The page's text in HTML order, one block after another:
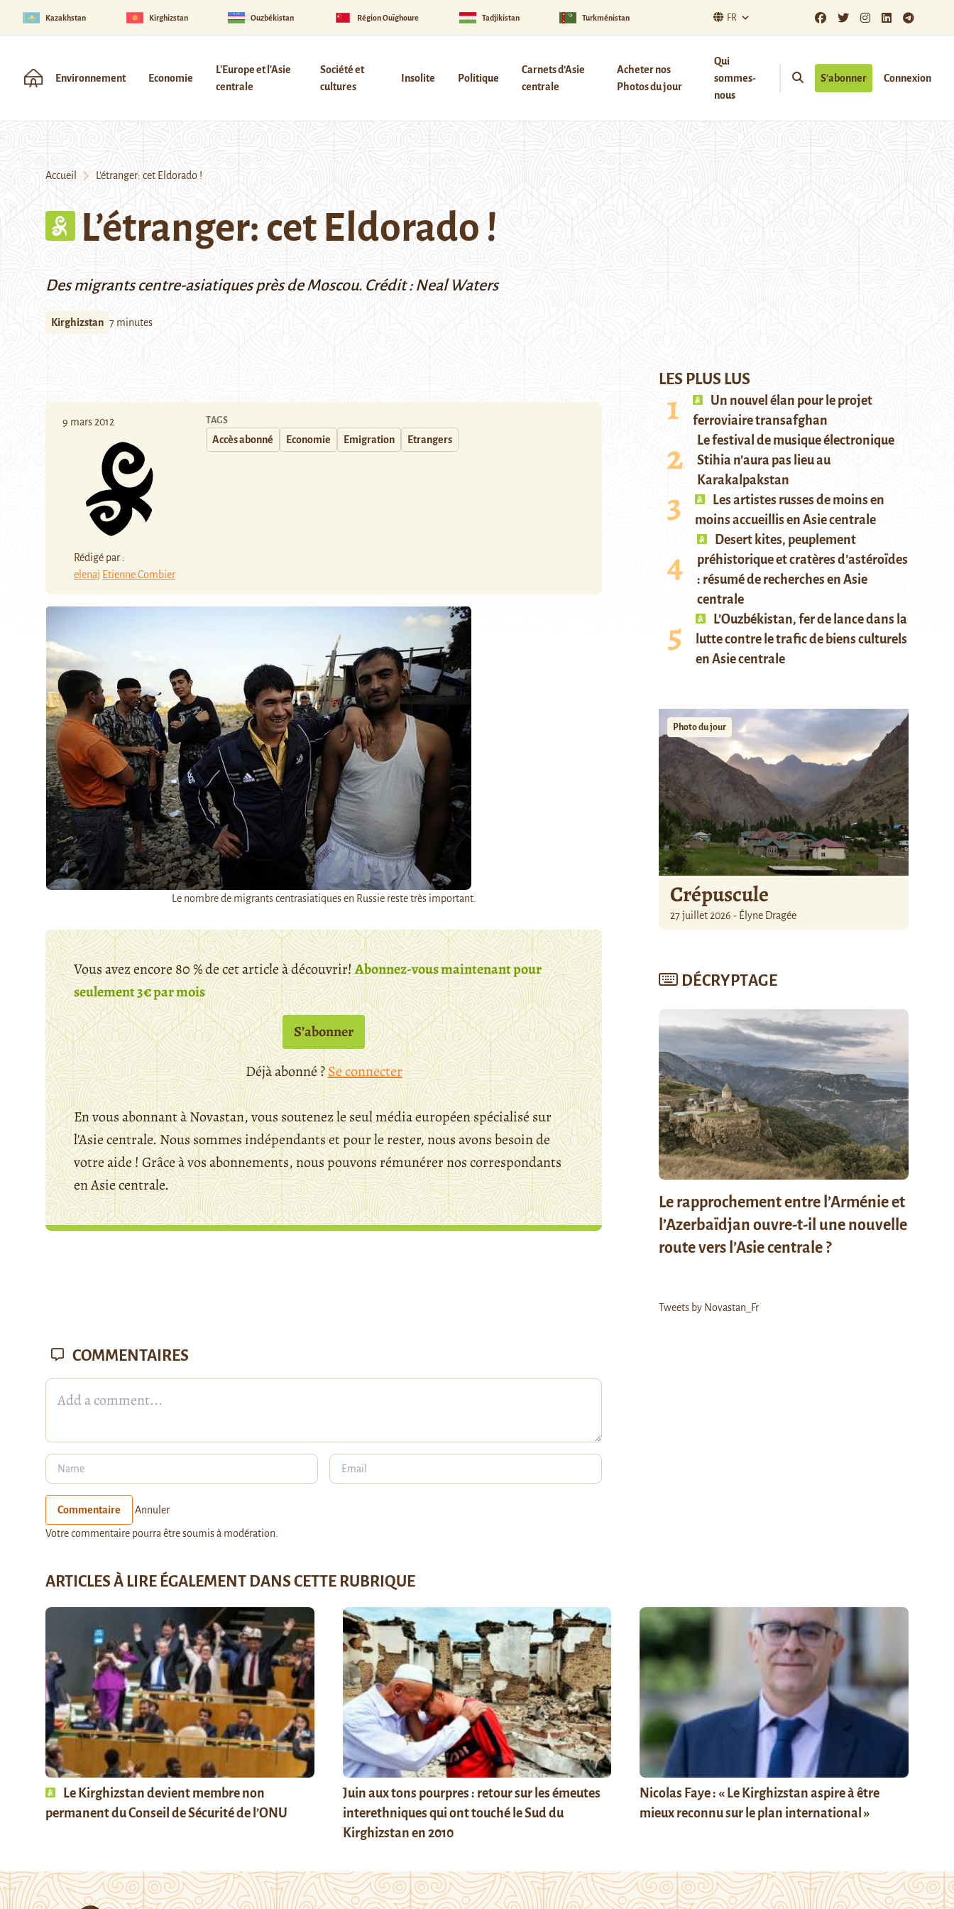
Kazakhstan Kirghizstan Ouzbékistan Région Ouïghoure Tadjikistan Turkménistan FR
Environnement Economie
L'Europe et l'Asie
centrale
Société et
cultures
Insolite Politique
Carnets d’Asie
centrale
Acheter nos
Photos du jour
Qui
sommes-
nous
S’abonner Connexion
Accueil L’étranger: cet Eldorado !
L’étranger: cet Eldorado !
Des migrants centre-asiatiques près de Moscou. Crédit : Neal Waters
Kirghizstan 7 minutes
9 mars 2012
Rédigé par :
elenaj Etienne Combier
TAGS
Accès abonné Economie Emigration Etrangers
Le nombre de migrants centrasiatiques en Russie reste très important.
Vous avez encore 80 % de cet article à découvrir!Abonnez-vous maintenant pour
seulement 3€ par mois
S’abonner
Déjà abonné ?Se connecter
En vous abonnant à Novastan, vous soutenez le seul média européen spécialisé sur
l'Asie centrale. Nous sommes indépendants et pour le rester, nous avons besoin de
votre aide ! Grâce à vos abonnements, nous pouvons rémunérer nos correspondants
en Asie centrale.
LES PLUS LUS
Un nouvel élan pour le projet
ferroviaire transafghan
Le festival de musique électronique
Stihia n’aura pas lieu au
Karakalpakstan
Les artistes russes de moins en
moins accueillis en Asie centrale
Desert kites, peuplement
préhistorique et cratères d’astéroïdes
: résumé de recherches en Asie
centrale
L’Ouzbékistan, fer de lance dans la
lutte contre le trafic de biens culturels
en Asie centrale
Photo du jour
Crépuscule
27 juillet 2026 - Élyne Dragée
DÉCRYPTAGE
Le rapprochement entre l’Arménie et
l’Azerbaïdjan ouvre-t-il une nouvelle
route vers l’Asie centrale ?
Tweets by Novastan_Fr
COMMENTAIRES
Commentaire Annuler
Votre commentaire pourra être soumis à modération.
ARTICLES À LIRE ÉGALEMENT DANS CETTE RUBRIQUE
Le Kirghizstan devient membre non
permanent du Conseil de Sécurité de l’ONU
Juin aux tons pourpres : retour sur les émeutes
interethniques qui ont touché le Sud du
Kirghizstan en 2010
Nicolas Faye : « Le Kirghizstan aspire à être
mieux reconnu sur le plan international »